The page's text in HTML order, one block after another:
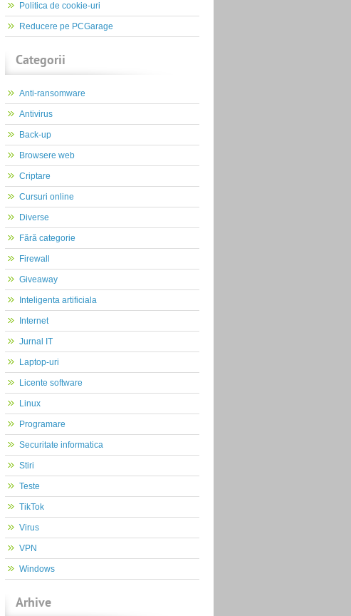
Politica de cookie-uri
Reducere pe PCGarage
Categorii
Anti-ransomware
Antivirus
Back-up
Browsere web
Criptare
Cursuri online
Diverse
Fără categorie
Firewall
Giveaway
Inteligenta artificiala
Internet
Jurnal IT
Laptop-uri
Licente software
Linux
Programare
Securitate informatica
Stiri
Teste
TikTok
Virus
VPN
Windows
Arhive